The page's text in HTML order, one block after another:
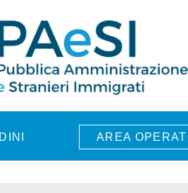
AREA